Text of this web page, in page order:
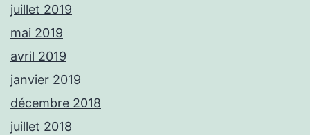
juillet 2019
mai 2019
avril 2019
janvier 2019
décembre 2018
juillet 2018